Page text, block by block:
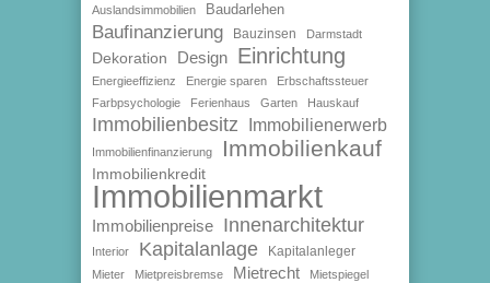
Auslandsimmobilien Baudarlehen
Baufinanzierung Bauzinsen Darmstadt
Dekoration Design Einrichtung
Energieeffizienz Energie sparen
Erbschaftssteuer
Farbpsychologie
Ferienhaus Garten Hauskauf
Immobilienbesitz Immobilienerwerb
Immobilienfinanzierung Immobilienkauf
Immobilienkredit
Immobilienmarkt
Immobilienpreise Innenarchitektur
Interior Kapitalanlage Kapitalanleger
Mieter Mietpreisbremse Mietrecht Mietspiegel